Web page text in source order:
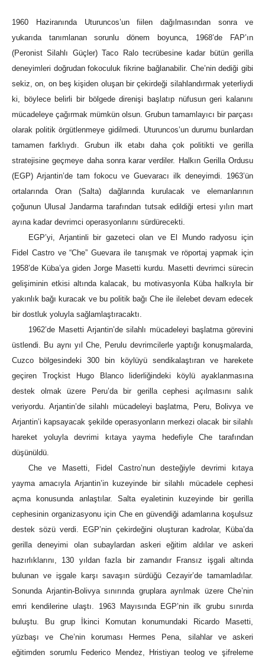
1960 Haziranında Uturuncos’un fiilen dağılmasından sonra ve
yukarıda tanımlanan sorunlu dönem boyunca, 1968’de FAP’ın
(Peronist Silahlı Güçler) Taco Ralo tecrübesine kadar bütün gerilla
deneyimleri doğrudan fokoculuk fikrine bağlanabilir. Che’nin dediği gibi
sekiz, on, on beş kişiden oluşan bir çekirdeği silahlandırmak yeterliydi
ki, böylece belirli bir bölgede direnişi başlatıp nüfusun geri kalanını
mücadeleye çağırmak mümkün olsun. Grubun tamamlayıcı bir parçası
olarak politik örgütlenmeye gidilmedi. Uturuncos’un durumu bunlardan
tamamen farklıydı. Grubun ilk etabı daha çok politikti ve gerilla
stratejisine geçmeye daha sonra karar verdiler. Halkın Gerilla Ordusu
(EGP) Arjantin’de tam fokocu ve Guevaracı ilk deneyimdi. 1963’ün
ortalarında Oran (Salta) dağlarında kurulacak ve elemanlarının
çoğunun Ulusal Jandarma tarafından tutsak edildiği ertesi yılın mart
ayına kadar devrimci operasyonlarını sürdürecekti.
EGP’yi, Arjantinli bir gazeteci olan ve El Mundo radyosu için
Fidel Castro ve “Che” Guevara ile tanışmak ve röportaj yapmak için
1958’de Küba’ya giden Jorge Masetti kurdu. Masetti devrimci sürecin
gelişiminin etkisi altında kalacak, bu motivasyonla Küba halkıyla bir
yakınlık bağı kuracak ve bu politik bağı Che ile ilelebet devam edecek
bir dostluk yoluyla sağlamlaştıracaktı.
1962’de Masetti Arjantin’de silahlı mücadeleyi başlatma görevini
üstlendi. Bu aynı yıl Che, Perulu devrimcilerle yaptığı konuşmalarda,
Cuzco bölgesindeki 300 bin köylüyü sendikalaştıran ve harekete
geçiren Troçkist Hugo Blanco liderliğindeki köylü ayaklanmasına
destek olmak üzere Peru’da bir gerilla cephesi açılmasını salık
veriyordu. Arjantin’de silahlı mücadeleyi başlatma, Peru, Bolivya ve
Arjantin’i kapsayacak şekilde operasyonların merkezi olacak bir silahlı
hareket yoluyla devrimi kıtaya yayma hedefiyle Che tarafından
düşünüldü.
Che ve Masetti, Fidel Castro’nun desteğiyle devrimi kıtaya
yayma amacıyla Arjantin’in kuzeyinde bir silahlı mücadele cephesi
açma konusunda anlaştılar. Salta eyaletinin kuzeyinde bir gerilla
cephesinin organizasyonu için Che en güvendiği adamlarına koşulsuz
destek sözü verdi. EGP’nin çekirdeğini oluşturan kadrolar, Küba’da
gerilla deneyimi olan subaylardan askeri eğitim aldılar ve askeri
hazırlıklarını, 130 yıldan fazla bir zamandır Fransız işgali altında
bulunan ve işgale karşı savaşın sürdüğü Cezayir’de tamamladılar.
Sonunda Arjantin-Bolivya sınırında gruplara ayrılmak üzere Che’nin
emri kendilerine ulaştı. 1963 Mayısında EGP’nin ilk grubu sınırda
buluştu. Bu grup İkinci Komutan konumundaki Ricardo Masetti,
yüzbaşı ve Che’nin koruması Hermes Pena, silahlar ve askeri
eğitimden sorumlu Federico Mendez, Hristiyan teolog ve şifreleme